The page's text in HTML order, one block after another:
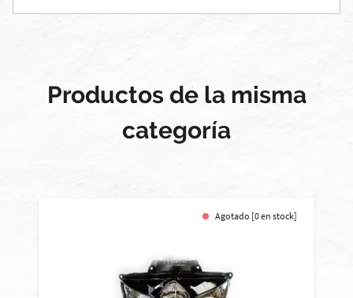
Productos de la misma
categoría
Agotado [0 en stock]